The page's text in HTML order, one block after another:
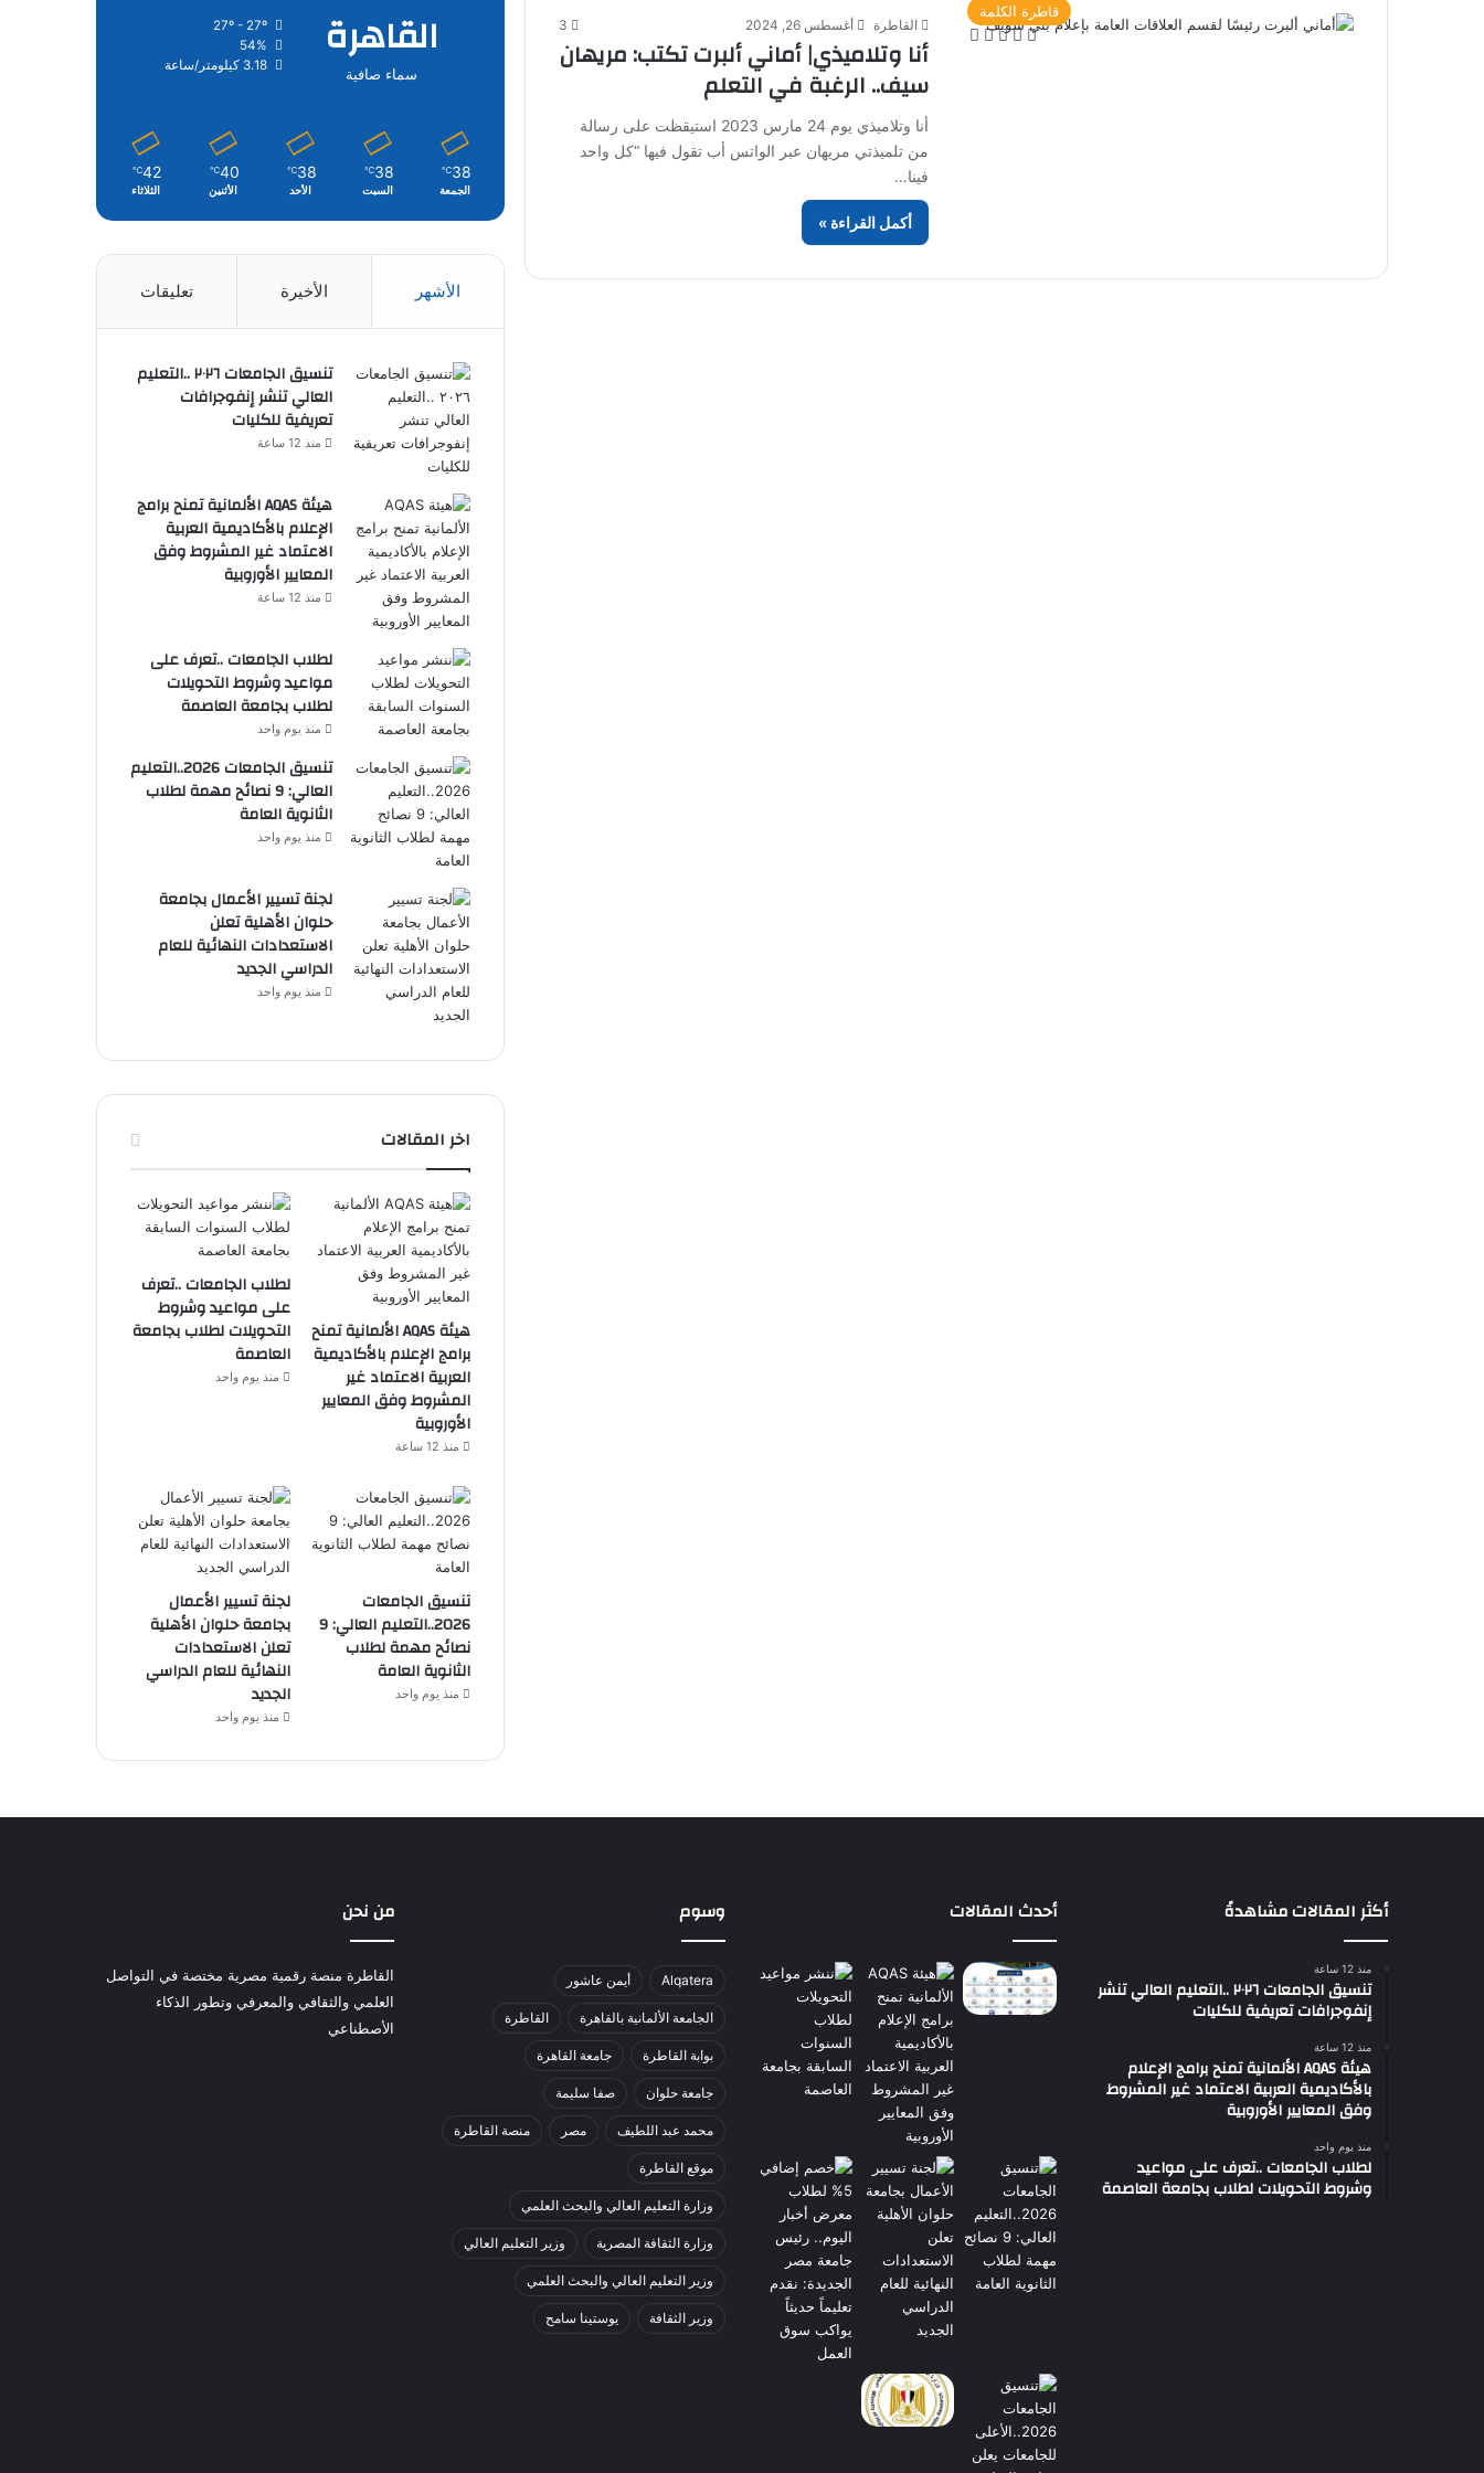
قاطرة الكلمة
القاطرة أغسطس 26, 2024 3
أنا وتلاميذي| أماني ألبرت تكتب: مريهان
سيف.. الرغبة في التعلم
أنا وتلاميذي يوم 24 مارس 2023 استيقظت على رسالة
من تلميذتي مريهان عبر الواتس أب تقول فيها “كل واحد
فينا…
أكمل القراءة »
القاهرة
سماء صافية
27º - 27º
54%
3.18 كيلومتر/ساعة
38
℃
الجمعة
38
℃
السبت
38
℃
الأحد
40
℃
الأثنين
42
℃
الثلاثاء
الأشهر الأخيرة تعليقات
تنسيق الجامعات ٢٠٢٦ ..التعليم
العالي تنشر إنفوجرافات
تعريفية للكليات
منذ 12 ساعة
هيئة AQAS الألمانية تمنح برامج
الإعلام بالأكاديمية العربية
الاعتماد غير المشروط وفق
المعايير الأوروبية
منذ 12 ساعة
لطلاب الجامعات ..تعرف على
مواعيد وشروط التحويلات
لطلاب بجامعة العاصمة
منذ يوم واحد
تنسيق الجامعات 2026..التعليم
العالي: 9 نصائح مهمة لطلاب
الثانوية العامة
منذ يوم واحد
لجنة تسيير الأعمال بجامعة
حلوان الأهلية تعلن
الاستعدادات النهائية للعام
الدراسي الجديد
منذ يوم واحد
اخر المقالات
هيئة AQAS الألمانية تمنح
برامج الإعلام بالأكاديمية
العربية الاعتماد غير
المشروط وفق المعايير
الأوروبية
منذ 12 ساعة
لطلاب الجامعات ..تعرف
على مواعيد وشروط
التحويلات لطلاب بجامعة
العاصمة
منذ يوم واحد
تنسيق الجامعات
2026..التعليم العالي: 9
نصائح مهمة لطلاب
الثانوية العامة
منذ يوم واحد
لجنة تسيير الأعمال
بجامعة حلوان الأهلية
تعلن الاستعدادات
النهائية للعام الدراسي
الجديد
منذ يوم واحد
أكثر المقالات مشاهدةً
منذ 12 ساعة
تنسيق الجامعات ٢٠٢٦ ..التعليم العالي تنشر
إنفوجرافات تعريفية للكليات
منذ 12 ساعة
هيئة AQAS الألمانية تمنح برامج الإعلام
بالأكاديمية العربية الاعتماد غير المشروط
وفق المعايير الأوروبية
منذ يوم واحد
لطلاب الجامعات ..تعرف على مواعيد
وشروط التحويلات لطلاب بجامعة العاصمة
أحدث المقالات وسوم
Alqatera أيمن عاشور
الجامعة الألمانية بالقاهرة القاطرة
بوابة القاطرة جامعة القاهرة
جامعة حلوان صفا سليمة
محمد عبد اللطيف مصر منصة القاطرة
موقع القاطرة
وزارة التعليم العالي والبحث العلمي
وزارة الثقافة المصرية وزير التعليم العالي
وزير التعليم العالي والبحث العلمي
وزير الثقافة يوستينا سامح
من نحن
القاطرة منصة رقمية مصرية مختصة في التواصل
العلمي والثقافي والمعرفي وتطور الذكاء
الأصطناعي